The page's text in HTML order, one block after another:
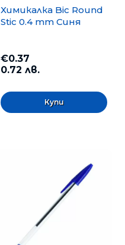
Химикалка Bic Round
Stic 0.4 mm Синя
€0.37
0.72 лв.